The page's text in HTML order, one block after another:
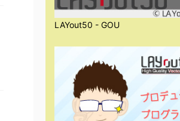
LAYout50 - GOU